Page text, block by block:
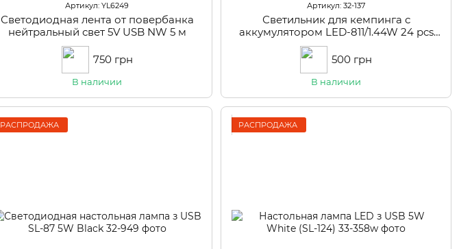
Артикул: YL6249
Светодиодная лента от повербанка
нейтральный свет 5V USB NW 5 м
750 грн
В наличии
Артикул: 32-137
Светильник для кемпинга с
аккумулятором LED-811/1.44W 24 pcs
DC4V
500 грн
В наличии
РАСПРОДАЖА РАСПРОДАЖА